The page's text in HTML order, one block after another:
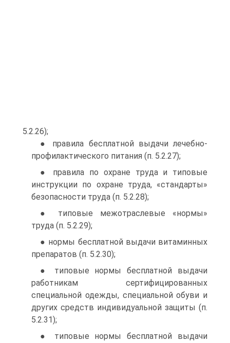
5.2.26);
● правила бесплатной выдачи лечебно-
профилактического питания (п. 5.2.27);
● правила по охране труда и типовые
инструкции по охране труда, «стандарты»
безопасности труда (п. 5.2.28);
● типовые межотраслевые «нормы»
труда (п. 5.2.29);
● нормы бесплатной выдачи витаминных
препаратов (п. 5.2.30);
● типовые нормы бесплатной выдачи
работникам сертифицированных
специальной одежды, специальной обуви и
других средств индивидуальной защиты (п.
5.2.31);
● типовые нормы бесплатной выдачи